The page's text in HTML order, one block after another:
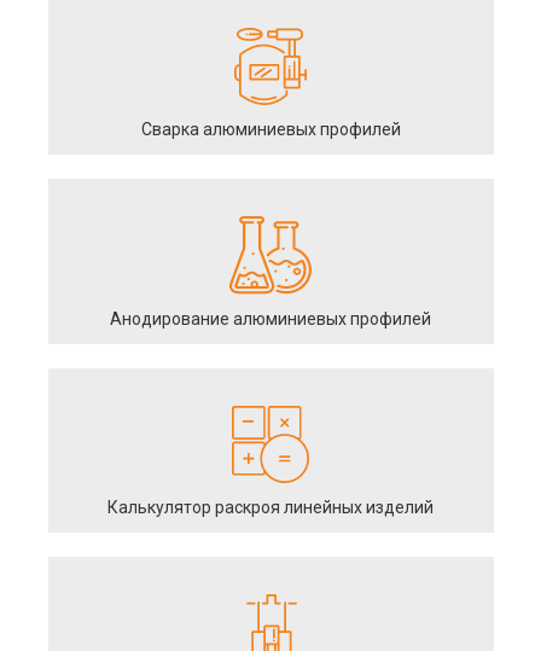
Сварка алюминиевых профилей
Анодирование алюминиевых профилей
Калькулятор раскроя линейных изделий